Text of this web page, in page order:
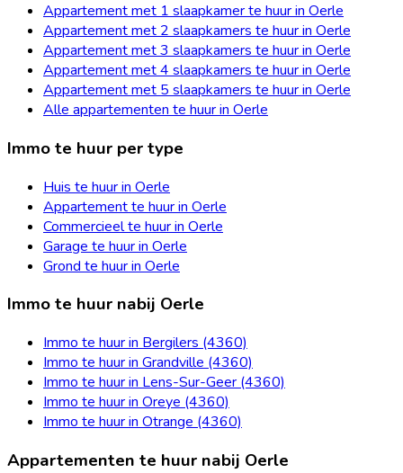
Appartement met 1 slaapkamer te huur in Oerle
Appartement met 2 slaapkamers te huur in Oerle
Appartement met 3 slaapkamers te huur in Oerle
Appartement met 4 slaapkamers te huur in Oerle
Appartement met 5 slaapkamers te huur in Oerle
Alle appartementen te huur in Oerle
Immo te huur per type
Huis te huur in Oerle
Appartement te huur in Oerle
Commercieel te huur in Oerle
Garage te huur in Oerle
Grond te huur in Oerle
Immo te huur nabij Oerle
Immo te huur in Bergilers (4360)
Immo te huur in Grandville (4360)
Immo te huur in Lens-Sur-Geer (4360)
Immo te huur in Oreye (4360)
Immo te huur in Otrange (4360)
Appartementen te huur nabij Oerle